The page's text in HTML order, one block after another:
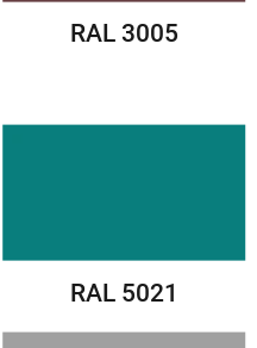
RAL 3005
RAL 5021